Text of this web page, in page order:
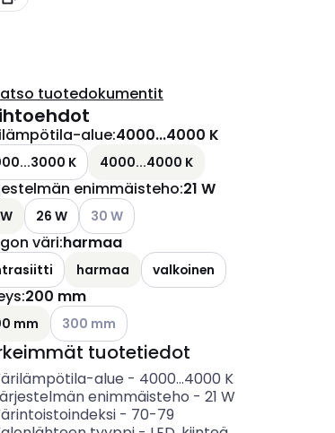
tuotedokumentit
alue:4000...4000 K
K 4000...4000 K
enimmäisteho:21 W
26 W Katso käytettävissä olevat vaihtoehdot
30 W
väri:harmaa
harmaa valkoinen
:200 mm
mm Katso käytettävissä olevat vaihtoehdot
300 mm
tuotetiedot
alue - 4000...4000 K
enimmäisteho - 21 W
- 70-79